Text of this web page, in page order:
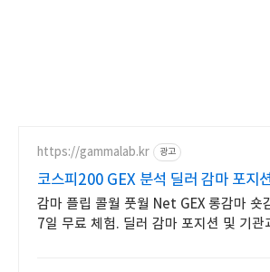
https://gammalab.kr 광고
코스피200 GEX 분석 딜러 감마 포지
감마 플립 콜월 풋월 Net GEX 롱감마 숏
7일 무료 체험. 딜러 감마 포지션 및 기관